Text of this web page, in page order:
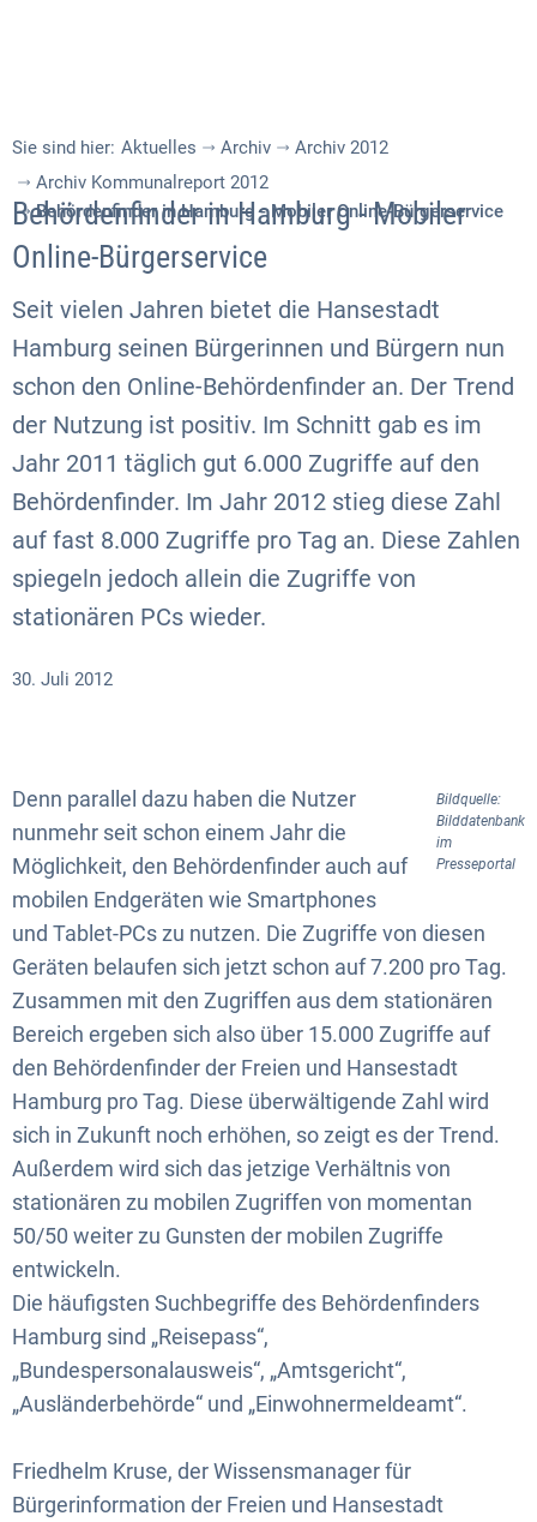
Sie sind hier: Aktuelles Archiv
Archiv 2012
Archiv Kommunalreport 2012
Behördenfinder in Hamburg - Mobiler Online-Bürgerservice
Behördenfinder in Hamburg - Mobiler
Online-Bürgerservice
Seit vielen Jahren bietet die Hansestadt
Hamburg seinen Bürgerinnen und Bürgern nun
schon den Online-Behördenfinder an. Der Trend
der Nutzung ist positiv. Im Schnitt gab es im
Jahr 2011 täglich gut 6.000 Zugriffe auf den
Behördenfinder. Im Jahr 2012 stieg diese Zahl
auf fast 8.000 Zugriffe pro Tag an. Diese Zahlen
spiegeln jedoch allein die Zugriffe von
stationären PCs wieder.
30. Juli 2012
Bildquelle:
Bilddatenbank
im
Presseportal
Denn parallel dazu haben die Nutzer
nunmehr seit schon einem Jahr die
Möglichkeit, den Behördenfinder auch auf
mobilen Endgeräten wie Smartphones
und Tablet-PCs zu nutzen. Die Zugriffe von diesen
Geräten belaufen sich jetzt schon auf 7.200 pro Tag.
Zusammen mit den Zugriffen aus dem stationären
Bereich ergeben sich also über 15.000 Zugriffe auf
den Behördenfinder der Freien und Hansestadt
Hamburg pro Tag. Diese überwältigende Zahl wird
sich in Zukunft noch erhöhen, so zeigt es der Trend.
Außerdem wird sich das jetzige Verhältnis von
stationären zu mobilen Zugriffen von momentan
50/50 weiter zu Gunsten der mobilen Zugriffe
entwickeln.
Die häufigsten Suchbegriffe des Behördenfinders
Hamburg sind „Reisepass“,
„Bundespersonalausweis“, „Amtsgericht“,
„Ausländerbehörde“ und „Einwohnermeldeamt“.
Friedhelm Kruse, der Wissensmanager für
Bürgerinformation der Freien und Hansestadt